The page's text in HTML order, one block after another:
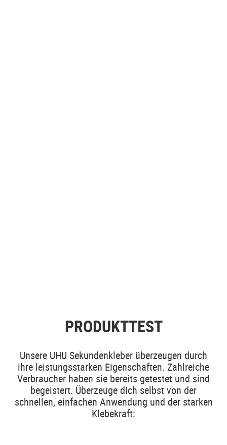
PRODUKTTEST
Unsere UHU Sekundenkleber überzeugen durch
ihre leistungsstarken Eigenschaften. Zahlreiche
Verbraucher haben sie bereits getestet und sind
begeistert. Überzeuge dich selbst von der
schnellen, einfachen Anwendung und der starken
Klebekraft: